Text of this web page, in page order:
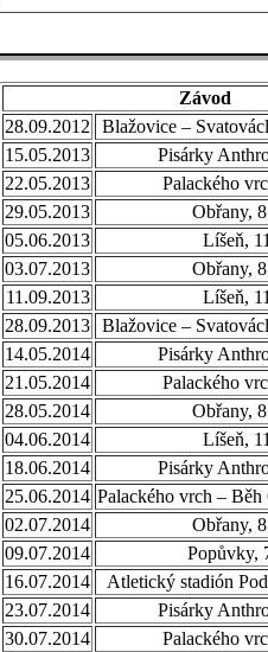
Závod
28.09.2012
Blažovice –
15.05.2013
Pisárky
22.05.2013
Palackého
29.05.2013
Obřany,
05.06.2013
Líšeň,
03.07.2013
Obřany,
11.09.2013
Líšeň,
28.09.2013 Blažovice –
14.05.2014
Pisárky
21.05.2014
Palackého
28.05.2014
Obřany,
04.06.2014
Líšeň,
18.06.2014
Pisárky
25.06.2014 Palackého vrch –
02.07.2014
Obřany,
09.07.2014
Popůvky,
16.07.2014
Atletický stadión
23.07.2014
Pisárky
30.07.2014
Palackého